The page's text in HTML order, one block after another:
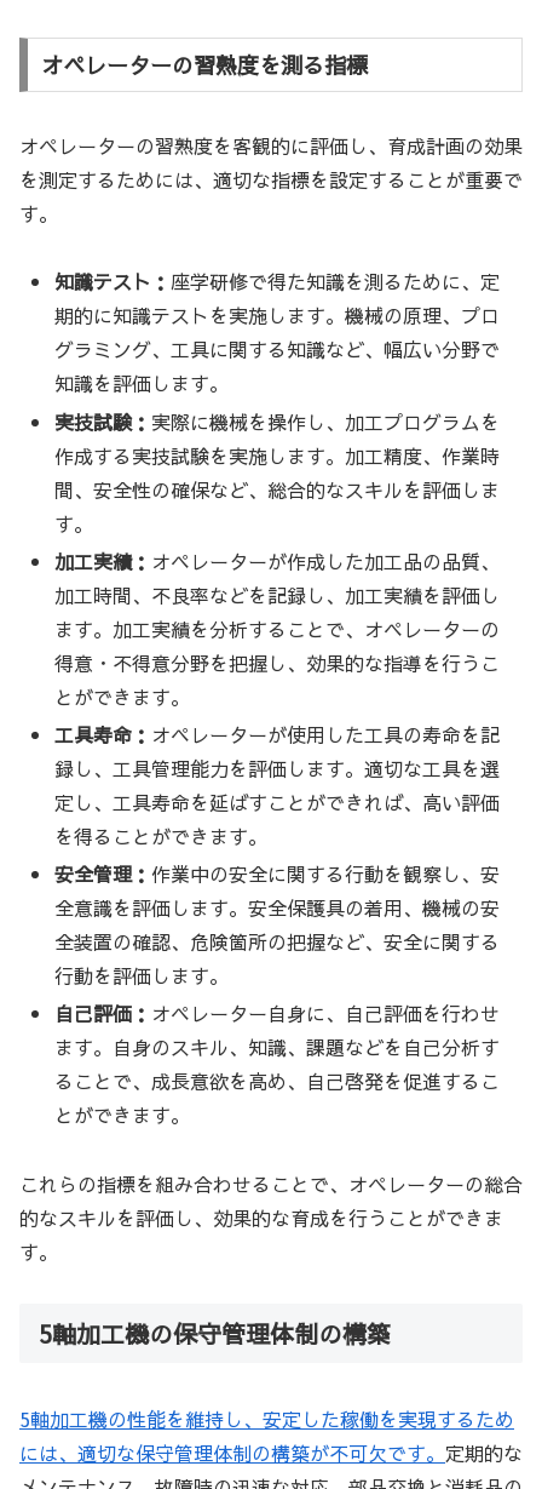
オペレーターの習熟度を測る指標
オペレーターの習熟度を客観的に評価し、育成計画の効果
を測定するためには、適切な指標を設定することが重要で
す。
知識テスト：座学研修で得た知識を測るために、定
期的に知識テストを実施します。機械の原理、プロ
グラミング、工具に関する知識など、幅広い分野で
知識を評価します。
実技試験： 実際に機械を操作し、加工プログラムを
作成する実技試験を実施します。加工精度、作業時
間、安全性の確保など、総合的なスキルを評価しま
す。
加工実績： オペレーターが作成した加工品の品質、
加工時間、不良率などを記録し、加工実績を評価し
ます。加工実績を分析することで、オペレーターの
得意・不得意分野を把握し、効果的な指導を行うこ
とができます。
工具寿命： オペレーターが使用した工具の寿命を記
録し、工具管理能力を評価します。適切な工具を選
定し、工具寿命を延ばすことができれば、高い評価
を得ることができます。
安全管理：作業中の安全に関する行動を観察し、安
全意識を評価します。安全保護具の着用、機械の安
全装置の確認、危険箇所の把握など、安全に関する
行動を評価します。
自己評価： オペレーター自身に、自己評価を行わせ
ます。自身のスキル、知識、課題などを自己分析す
ることで、成長意欲を高め、自己啓発を促進するこ
とができます。
これらの指標を組み合わせることで、オペレーターの総合
的なスキルを評価し、効果的な育成を行うことができま
す。
5軸加工機の保守管理体制の構築
5軸加工機の性能を維持し、安定した稼働を実現するため
には、適切な保守管理体制の構築が不可欠です。 定期的な